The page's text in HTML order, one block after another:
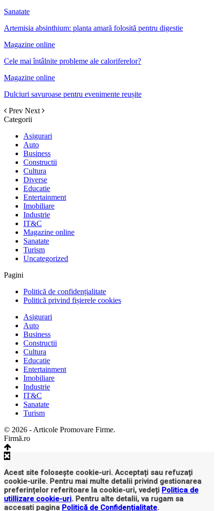
Sanatate
Artemisia absinthium: planta amară folosită pentru digestie
Magazine online
Cele mai întâlnite probleme ale caloriferelor?
Magazine online
Dulciuri savuroase pentru evenimente reușite
Prev Next
Categorii
Asigurari
Auto
Business
Constructii
Cultura
Diverse
Educatie
Entertainment
Imobiliare
Industrie
IT&C
Magazine online
Sanatate
Turism
Uncategorized
Pagini
Politică de confidențialitate
Politică privind fișierele cookies
Asigurari
Auto
Business
Constructii
Cultura
Educatie
Entertainment
Imobiliare
Industrie
IT&C
Sanatate
Turism
© 2026 - Articole Promovare Firme.
Firmă.ro
Acest site folosește cookie-uri. Acceptați sau refuzați
cookie-urile. Pentru mai multe detalii privind gestionarea
preferințelor referitoare la cookie-uri, vedeți Politica de
utillizare cookie-uri. Pentru alte detalii, va rugam sa
accesati pagina Politică de Confidențialitate.